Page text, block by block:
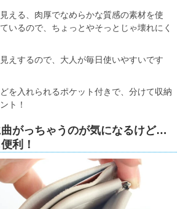
える、肉厚でなめらかな質感の素材を使
いるので、ちょっとやそっとじゃ壊れにく
えするので、大人が毎日使いやすいです
を入れられるポケット付きで、分けて収納
ト！
がっちゃうのが気になるけど…
利！